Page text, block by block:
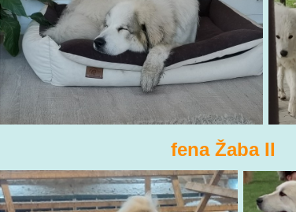
fena Žaba II